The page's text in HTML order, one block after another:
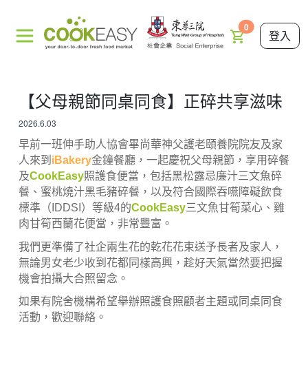
0
登入
【父母親節同桌同食】正碎共享滋味
2026.6.03
早前一班伸手助人協會畢尚華神父護老頤養院院友及家
人來到 iBakery金鐘餐廳，一起慶祝父母親節，享用碎餐
及CookEasy照護食便當，包括黑松露忌廉汁三文魚碎
餐、蜜桃燒汁黑毛豬碎餐，以及符合國際吞嚥障礙飲食
標準（IDDSI）等級4的CookEasy三文魚甘筍菜心、雞
肉甘筍西蘭花便當，非常豐富。
我們更準備了社企兩生花的乾花花束送予長者及家人，
無論男女老少收到花都同樣高興，趁好天氣當然要把握
機會拍攝大合照留念。
如果有院舍機構希望舉辦照護食照顧者主題或同桌同食
活動，歡迎聯絡。